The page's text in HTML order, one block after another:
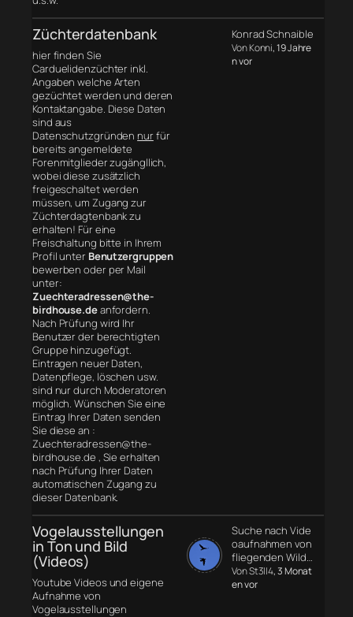
Züchterdatenbank
hier finden Sie
Carduelidenzüchter inkl.
Angaben welche Arten
gezüchtet werden und deren
Kontaktangabe. Diese Daten
sind aus
Datenschutzgründen nurfür
bereits angemeldete
Forenmitglieder zugängllich,
wobei diese zusätzlich
freigeschaltet werden
müssen, um Zugang zur
Züchterdagtenbank zu
erhalten! Für eine
Freischaltung bitte in Ihrem
Profil unter Benutzergruppen
bewerben oder per Mail
unter:
Zuechteradressen@the-
birdhouse.deanfordern.
Nach Prüfung wird Ihr
Benutzer der berechtigten
Gruppe hinzugefügt.
Eintragen neuer Daten,
Datenpflege, löschen usw.
sind nur durch Moderatoren
möglich. Wünschen Sie eine
Eintrag Ihrer Daten senden
Sie diese an :
Zuechteradressen@the-
birdhouse.de , Sie erhalten
nach Prüfung Ihrer Daten
automatischen Zugang zu
dieser Datenbank.
Konrad Schnaible
Von Konni, 19 Jahre
n vor
Vogelausstellungen
in Ton und Bild
(Videos)
Youtube Videos und eigene
Aufnahme von
Vogelausstellungen
Suche nach Vide
oaufnahmen von
fliegenden Wild…
Von St3ll4, 3 Monat
en vor